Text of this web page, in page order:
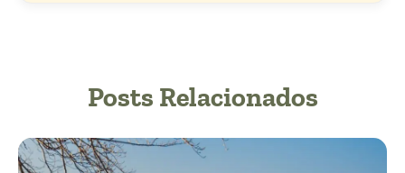
Posts Relacionados